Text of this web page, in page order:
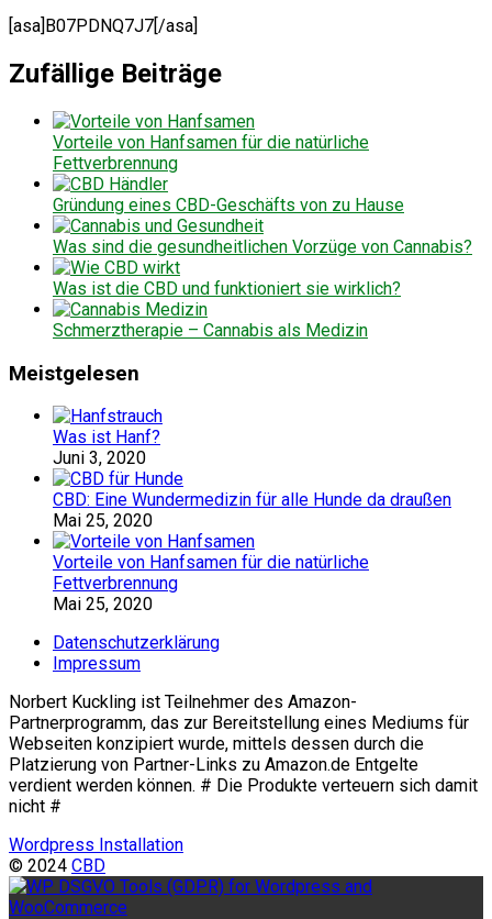
[asa]B07PDNQ7J7[/asa]
Zufällige Beiträge
Vorteile von Hanfsamen für die natürliche
Fettverbrennung
Gründung eines CBD-Geschäfts von zu Hause
Was sind die gesundheitlichen Vorzüge von Cannabis?
Was ist die CBD und funktioniert sie wirklich?
Schmerztherapie – Cannabis als Medizin
Meistgelesen
Was ist Hanf?
Juni 3, 2020
CBD: Eine Wundermedizin für alle Hunde da draußen
Mai 25, 2020
Vorteile von Hanfsamen für die natürliche
Fettverbrennung
Mai 25, 2020
Datenschutzerklärung
Impressum
Norbert Kuckling ist Teilnehmer des Amazon-
Partnerprogramm, das zur Bereitstellung eines Mediums für
Webseiten konzipiert wurde, mittels dessen durch die
Platzierung von Partner-Links zu Amazon.de Entgelte
verdient werden können. # Die Produkte verteuern sich damit
nicht #
Wordpress Installation
© 2024 CBD